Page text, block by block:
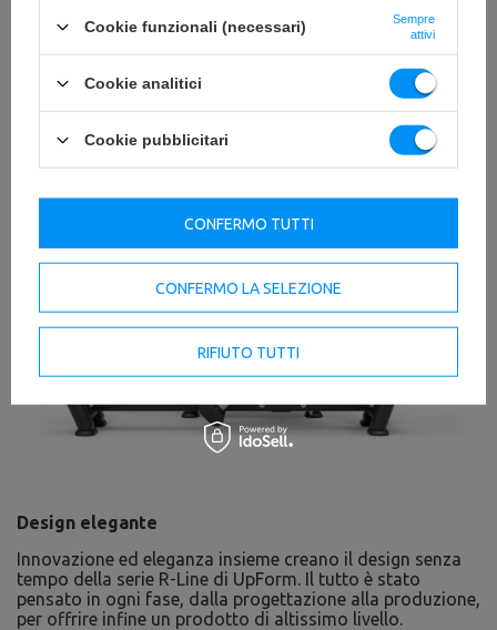
Design elegante
Innovazione ed eleganza insieme creano il design senza
tempo della serie R-Line di UpForm. Il tutto è stato
pensato in ogni fase, dalla progettazione alla produzione,
per offrire infine un prodotto di altissimo livello.
Cookie funzionali (necessari)
Sempre
attivi
Cookie analitici
Cookie pubblicitari
CONFERMO LA SELEZIONE
RIFIUTO TUTTI
CONFERMO TUTTI